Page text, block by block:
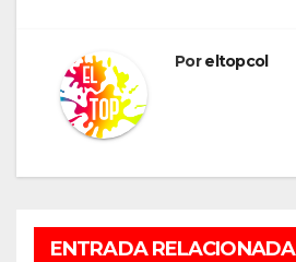
Poreltopcol
ENTRADA RELACIONADA